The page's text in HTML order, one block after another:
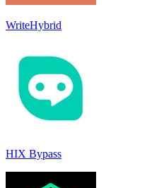
WriteHybrid
HIX Bypass